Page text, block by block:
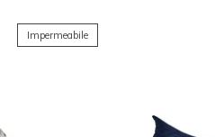
Impermeabile